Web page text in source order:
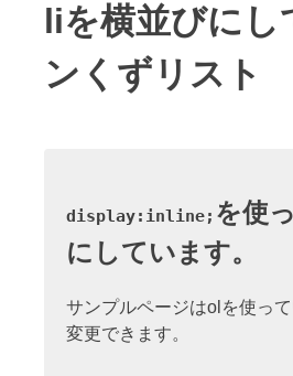
liを横並びにし
ンくずリスト
display:inline; を使
にしています。
サンプルページはolを使っ
変更できます。